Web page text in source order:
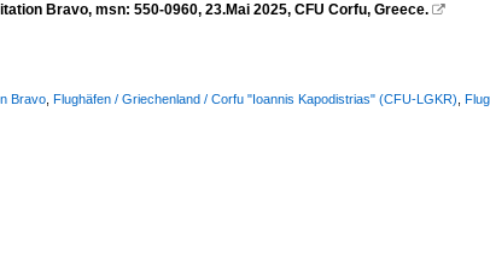
Bravo, msn: 550-0960, 23.Mai 2025, CFU Corfu, Greece. 
Bravo Flughäfen / Griechenland / Corfu "Ioannis Kapodistrias" (CFU-LGKR)